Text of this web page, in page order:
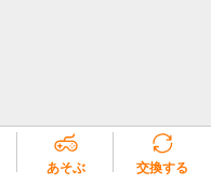
あそぶ 交換する